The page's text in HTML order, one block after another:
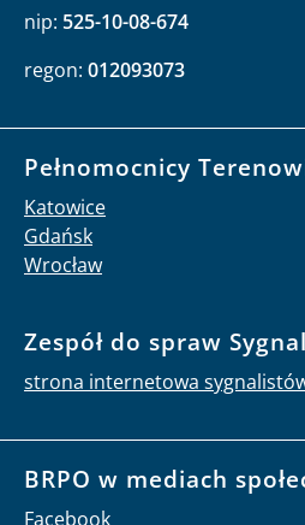
nip: 525-10-08-674
regon: 012093073
Pełnomocnicy
Katowice
Gdańsk
Wrocław
Zespół do spraw
strona internetowa
BRPO w mediach
Facebook